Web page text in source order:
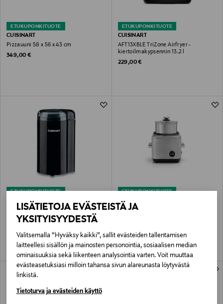
LISÄTIETOJA EVÄSTEISTÄ JA
YKSITYISYYDESTÄ
Valitsemalla “Hyväksy kaikki”, sallit evästeiden tallentamisen
laitteellesi sisällön ja mainosten personointia, sosiaalisen median
ominaisuuksia sekä liikenteen analysointia varten. Voit muuttaa
evästeasetuksiasi milloin tahansa sivun alareunasta löytyvästä
linkistä.
Tietoturva ja evästeiden käyttö
ETUKUPONKITUOTE
CUISINART
Pizzauuni 58 x 56 x 43 cm
Original Price
349,00 €
ETUKUPONKITUOTE
CUISINART
AFT13XBLE TriZone Airfryer -
kiertoilmakypsennin 13.2 l
Original Price
229,00 €
ETUKUPONKITUOTE
CUISINART
Coffee Grinder -kahvimylly
Original Price
34,90 €
ETUKUPONKITUOTE
CUISINART
CRC400E Rice Cooker -riisikeitin 1.2 l